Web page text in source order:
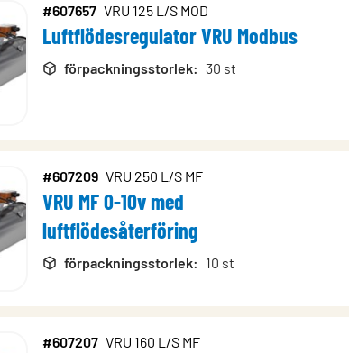
#607657 VRU 125 L/S MOD
Luftflödesregulator VRU Modbus
förpackningsstorlek: 30 st
#607209 VRU 250 L/S MF
VRU MF 0-10v med
luftflödesåterföring
förpackningsstorlek: 10 st
#607207 VRU 160 L/S MF